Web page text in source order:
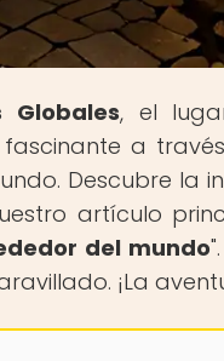
Globales, el
a
Descubre la
artículo
del mundo
¡La